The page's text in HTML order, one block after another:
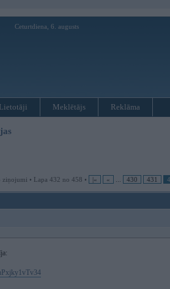
Ceturtdiena, 6. augusts
Lietotāji Meklētājs Reklāma
ziņojumi • Lapa 432 no 458 • |« « 430 431